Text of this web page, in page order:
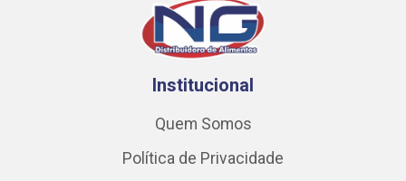
Institucional
Quem Somos
Política de Privacidade